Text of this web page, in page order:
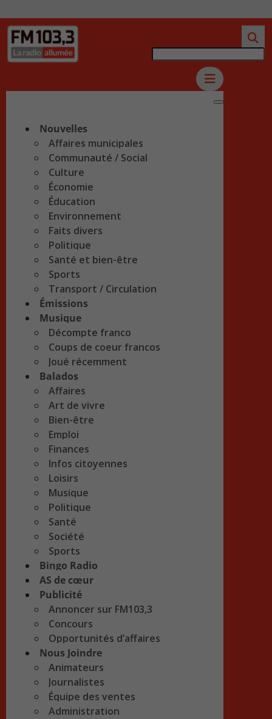
Nouvelles
Affaires municipales
Communauté / Social
Culture
Économie
Éducation
Environnement
Faits divers
Politique
Santé et bien-être
Sports
Transport / Circulation
Émissions
Musique
Décompte franco
Coups de coeur francos
Joué récemment
Balados
Affaires
Art de vivre
Bien-être
Emploi
Finances
Infos citoyennes
Loisirs
Musique
Politique
Santé
Société
Sports
Bingo Radio
AS de cœur
Publicité
Annoncer sur FM103,3
Concours
Opportunités d’affaires
Nous Joindre
Animateurs
Journalistes
Équipe des ventes
Administration